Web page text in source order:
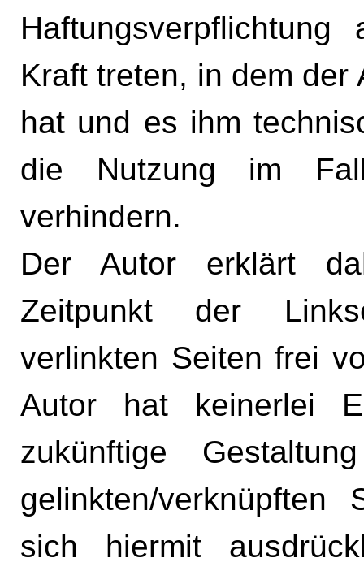
Kraft treten, in dem
hat und es ihm
die Nutzung im
verhindern.
Der Autor erklärt
Zeitpunkt der
verlinkten Seiten frei
Autor hat keinerlei
zukünftige
gelinkten/
sich hiermit